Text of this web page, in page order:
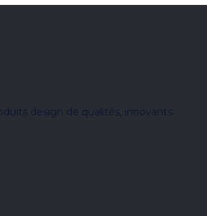
design de qualités, innovants